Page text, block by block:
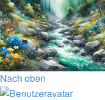
Nach oben